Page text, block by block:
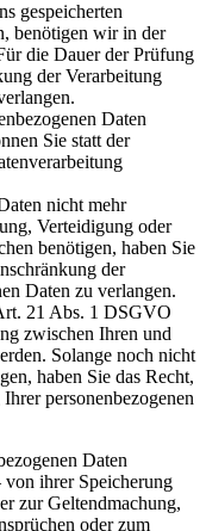
gespeicherten
benötigen wir in der
die Dauer der Prüfung
der Verarbeitung
Daten
Sie statt der
nicht mehr
Verteidigung oder
benötigen, haben Sie
der
Daten zu verlangen.
21 Abs. 1 DSGVO
zwischen Ihren und
Solange noch nicht
haben Sie das Recht,
personenbezogenen
Daten
von ihrer Speicherung
zur Geltendmachung,
oder zum